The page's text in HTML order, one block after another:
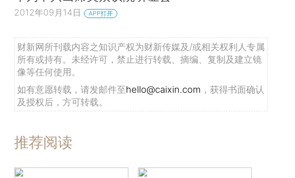
2012年09月14日 APP打开
财新网所刊载内容之知识产权为财新传媒及/或相关权利人专属
所有或持有。未经许可，禁止进行转载、摘编、复制及建立镜
像等任何使用。
如有意愿转载，请发邮件至hello@caixin.com ，获得书面确认
及授权后，方可转载。
推荐阅读